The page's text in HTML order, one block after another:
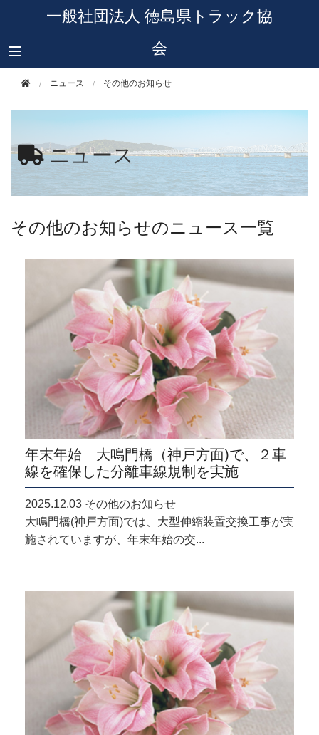
一般社団法人 徳島県トラック協
会
ニュース その他のお知らせ
ニュース
その他のお知らせのニュース一覧
年末年始 大鳴門橋（神戸方面)で、２車
線を確保した分離車線規制を実施
2025.12.03 その他のお知らせ
大鳴門橋(神戸方面)では、大型伸縮装置交換工事が実
施されていますが、年末年始の交...